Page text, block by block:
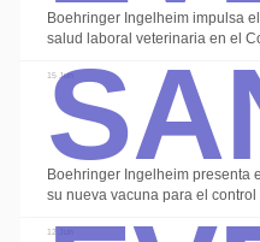
Boehringer Ingelheim impulsa
salud laboral veterinaria en el
15 Jun
Boehringer Ingelheim presenta
su nueva vacuna para el control
12 Jun